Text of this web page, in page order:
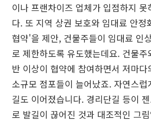
이나 프랜차이즈 업체가 입점하지 못
다. 또 지역 상권 보호와 임대료 안정
협약'을 제안, 건물주들이 임대료 인
로 제한하도록 유도했는데요. 건물주
반 이상이 협약에 참여하면서 저마다
소규모 점포들이 늘어났죠. 자연스럽
길도 이어졌습니다. 경리단길 등이
로 발길이 끊어진 것과 대조적인 그